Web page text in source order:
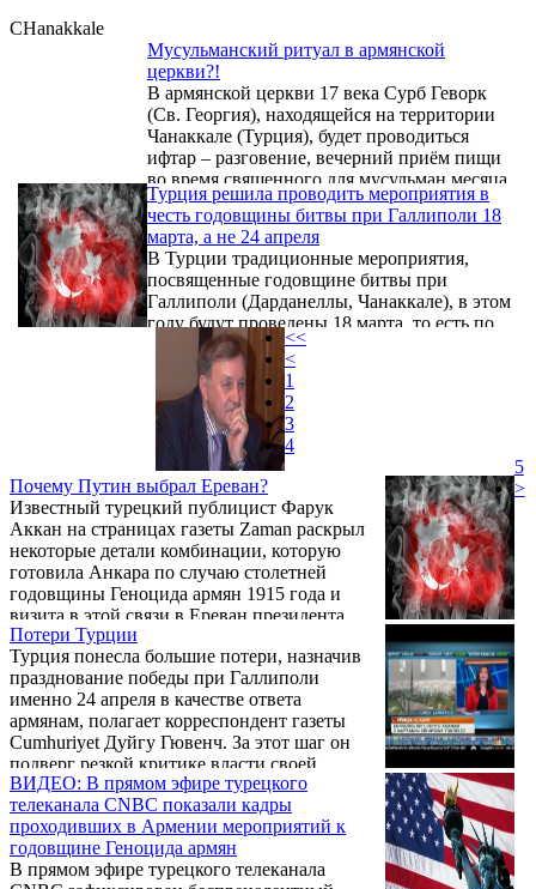
CHanakkale
Мусульманский ритуал в армянской
церкви?!
В армянской церкви 17 века Сурб Геворк
(Св. Георгия), находящейся на территории
Чанаккале (Турция), будет проводиться
ифтар – разговение, вечерний приём пищи
во время священного для мусульман месяца
Рамадан. Об этом сообщает ermenihaber.am
со ссылкой на турецкое издание Milliyet.
Турция решила проводить мероприятия в
честь годовщины битвы при Галлиполи 18
марта, а не 24 апреля
В Турции традиционные мероприятия,
посвященные годовщине битвы при
Галлиполи (Дарданеллы, Чанаккале), в этом
году будут проведены 18 марта, то есть по
привычному календарю, а не как в 2015г. –
24 апреля. Об этом сообщает Ermenihaber.am
со ссылкой на турецкое государственное
информационное агентство Anadolu.
Почему Путин выбрал Ереван?
Известный турецкий публицист Фарук
Аккан на страницах газеты Zaman раскрыл
некоторые детали комбинации, которую
готовила Анкара по случаю столетней
годовщины Геноцида армян 1915 года и
визита в этой связи в Ереван президента
России Владимира Путина.
Потери Турции
Турция понесла большие потери, назначив
празднование победы при Галлиполи
именно 24 апреля в качестве ответа
армянам, полагает корреспондент газеты
Cumhuriyet Дуйгу Гювенч. За этот шаг он
подверг резкой критике власти своей
страны, передает NEWS.am.
ВИДЕО: В прямом эфире турецкого
телеканала CNBC показали кадры
проходивших в Армении мероприятий к
годовщине Геноцида армян
В прямом эфире турецкого телеканала
<<
<
1
2
3
4
5
>